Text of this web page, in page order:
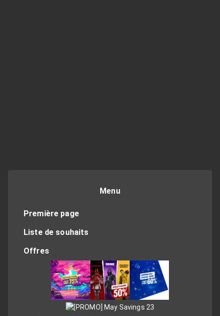
Menu
Première page
Liste de souhaits
Offres